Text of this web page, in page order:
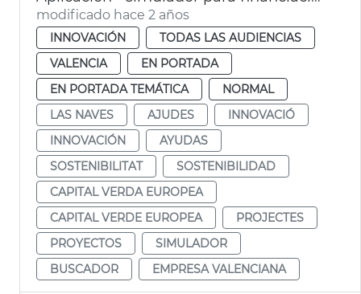
modificado hace 2 años
INNOVACIÓN
TODAS LAS AUDIENCIAS
VALENCIA
EN PORTADA
EN PORTADA TEMÁTICA
NORMAL
LAS NAVES
AJUDES
INNOVACIÓ
INNOVACIÓN
AYUDAS
SOSTENIBILITAT
SOSTENIBILIDAD
CAPITAL VERDA EUROPEA
CAPITAL VERDE EUROPEA
PROJECTES
PROYECTOS
SIMULADOR
BUSCADOR
EMPRESA VALENCIANA